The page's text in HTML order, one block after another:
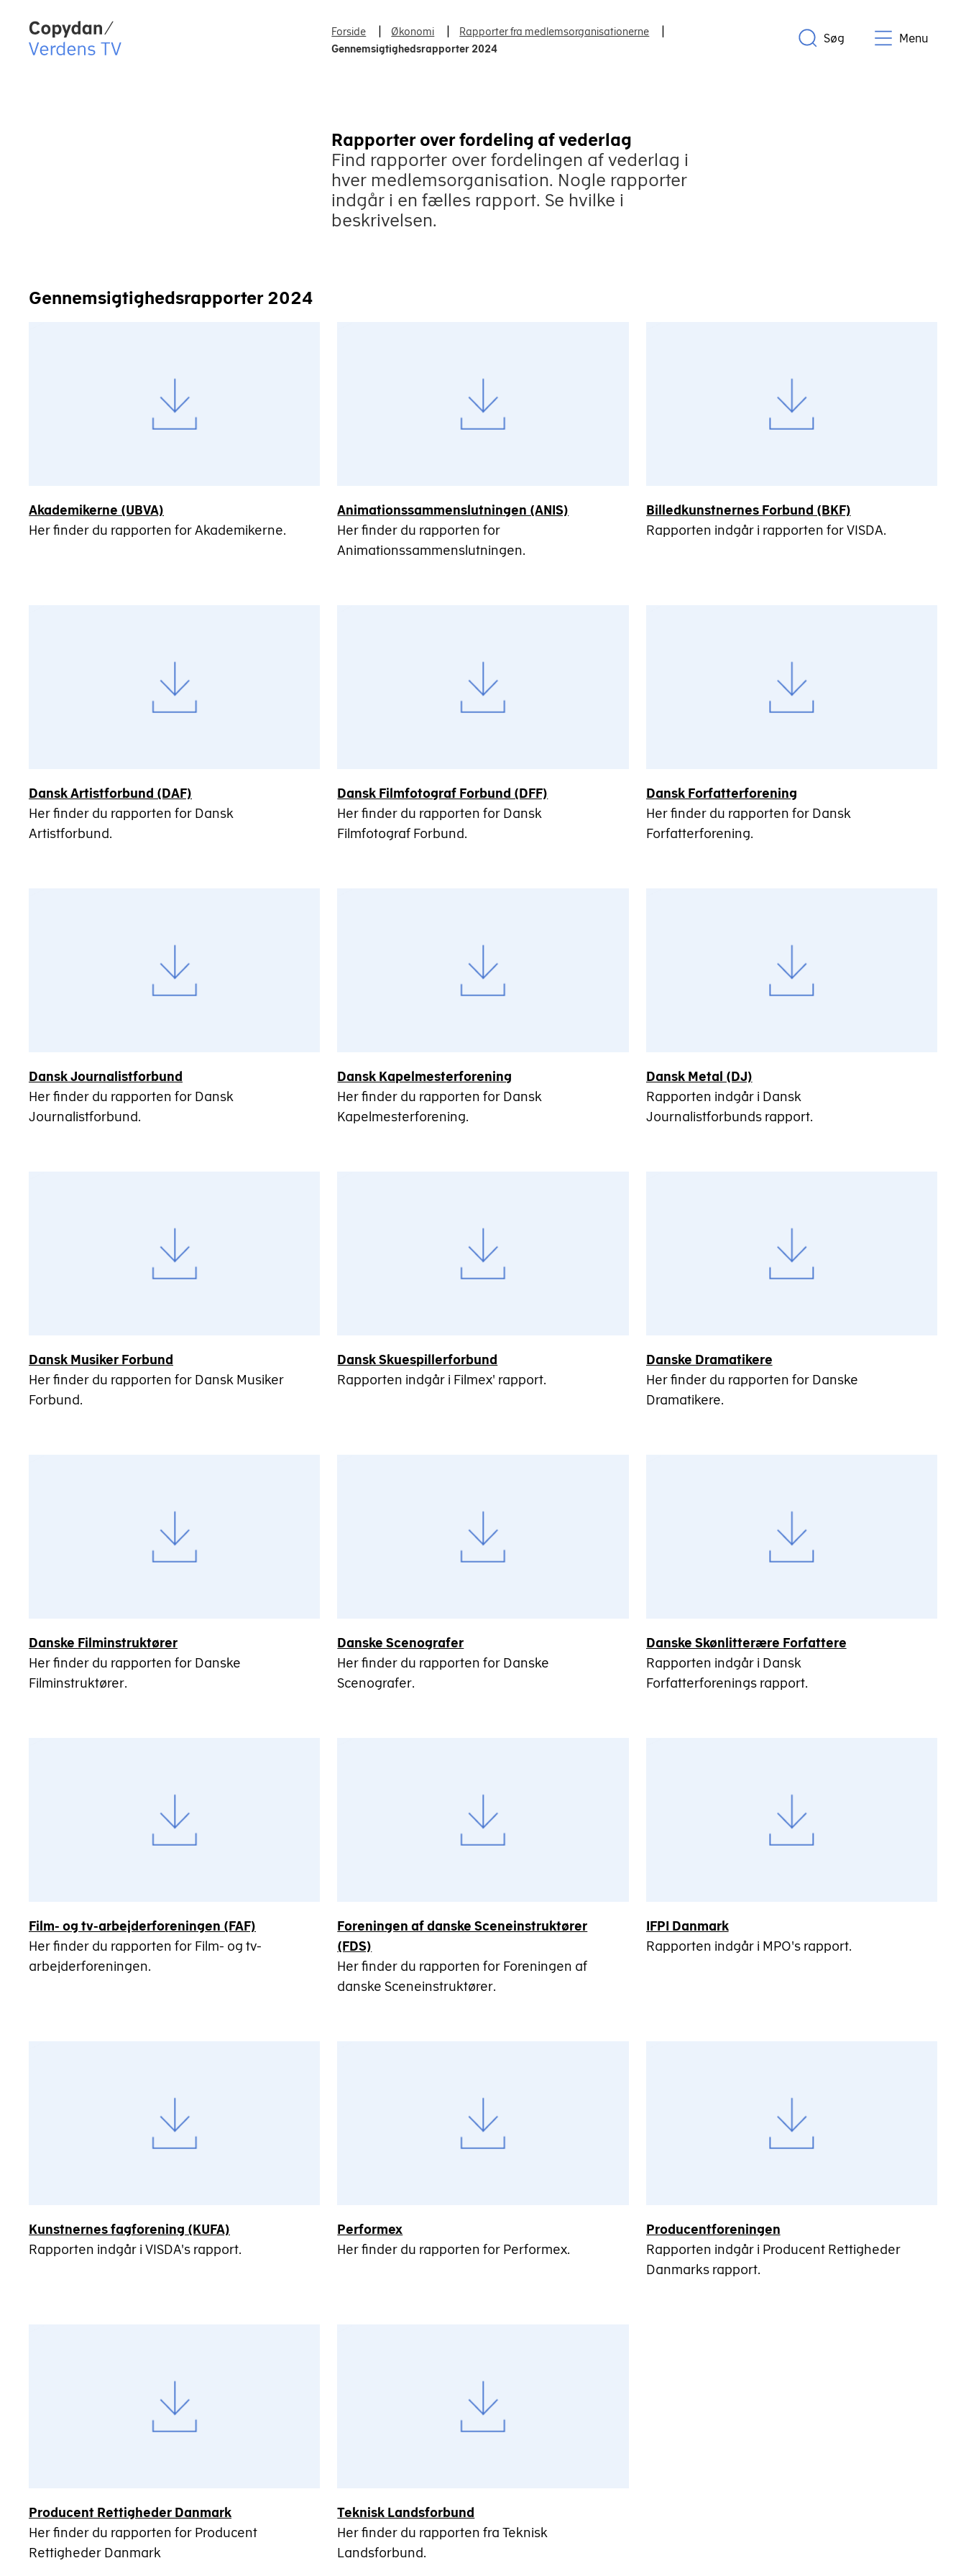
Copydan Logo
Søg Menu
Forside Økonomi
Rapporter fra medlemsorganisationerne
Gennemsigtighedsrapporter 2024
Rapporter over fordeling af vederlag
Find rapporter over fordelingen af vederlag i
hver medlemsorganisation. Nogle rapporter
indgår i en fælles rapport. Se hvilke i
beskrivelsen.
Gennemsigtighedsrapporter 2024
Akademikerne (UBVA)
Her finder du rapporten for Akademikerne.
Animationssammenslutningen (ANIS)
Her finder du rapporten for
Animationssammenslutningen.
Billedkunstnernes Forbund (BKF)
Rapporten indgår i rapporten for VISDA.
Dansk Artistforbund (DAF)
Her finder du rapporten for Dansk
Artistforbund.
Dansk Filmfotograf Forbund (DFF)
Her finder du rapporten for Dansk
Filmfotograf Forbund.
Dansk Forfatterforening
Her finder du rapporten for Dansk
Forfatterforening.
Dansk Journalistforbund
Her finder du rapporten for Dansk
Journalistforbund.
Dansk Kapelmesterforening
Her finder du rapporten for Dansk
Kapelmesterforening.
Dansk Metal (DJ)
Rapporten indgår i Dansk
Journalistforbunds rapport.
Dansk Musiker Forbund
Her finder du rapporten for Dansk Musiker
Forbund.
Dansk Skuespillerforbund
Rapporten indgår i Filmex' rapport.
Danske Dramatikere
Her finder du rapporten for Danske
Dramatikere.
Danske Filminstruktører
Her finder du rapporten for Danske
Filminstruktører.
Danske Scenografer
Her finder du rapporten for Danske
Scenografer.
Danske Skønlitterære Forfattere
Rapporten indgår i Dansk
Forfatterforenings rapport.
Film- og tv-arbejderforeningen (FAF)
Her finder du rapporten for Film- og tv-
arbejderforeningen.
Foreningen af danske Sceneinstruktører
(FDS)
Her finder du rapporten for Foreningen af
danske Sceneinstruktører.
IFPI Danmark
Rapporten indgår i MPO's rapport.
Kunstnernes fagforening (KUFA)
Rapporten indgår i VISDA's rapport.
Performex
Her finder du rapporten for Performex.
Producentforeningen
Rapporten indgår i Producent Rettigheder
Danmarks rapport.
Producent Rettigheder Danmark
Her finder du rapporten for Producent
Rettigheder Danmark
Teknisk Landsforbund
Her finder du rapporten fra Teknisk
Landsforbund.